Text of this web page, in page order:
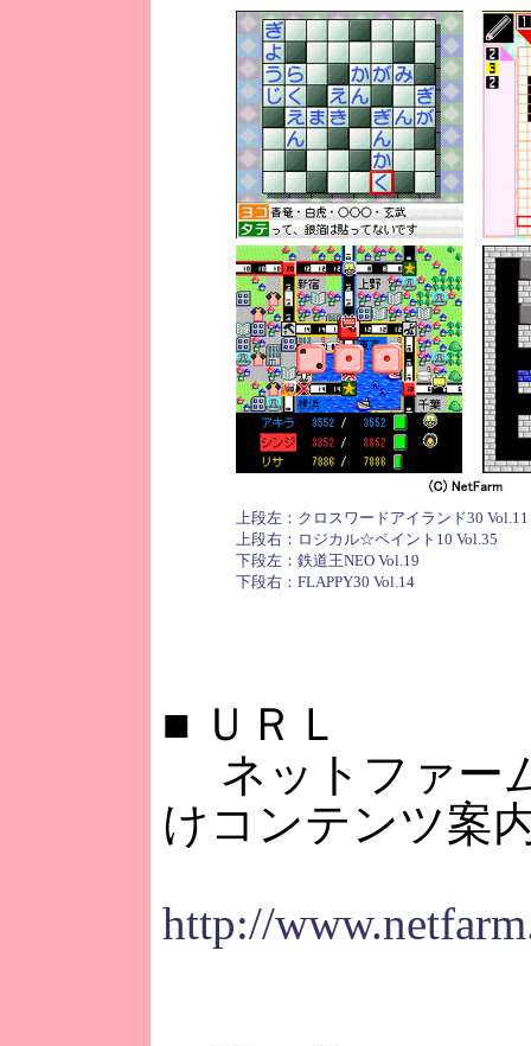
上段左：クロスワードアイランド30 Vol.11
上段右：ロジカル☆ペイント10 Vol.35
下段左：鉄道王NEO Vol.19
下段右：FLAPPY30 Vol.14
■ ＵＲＬ
ネットファー
けコンテンツ案
http://